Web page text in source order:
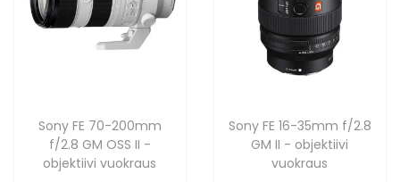
Sony FE 70-200mm
f/2.8 GM OSS II -
objektiivi vuokraus
Sony FE 16-35mm f/2.8
GM II - objektiivi
vuokraus